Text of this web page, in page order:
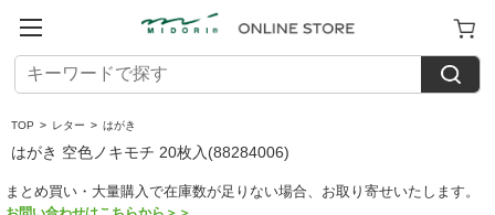
TOP > レター > はがき
はがき 空色ノキモチ 20枚入(88284006)
まとめ買い・大量購入で在庫数が足りない場合、お取り寄せいたします。